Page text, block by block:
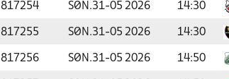
817254 SØN.31-05 2026 14:30
817255 SØN.31-05 2026 14:30
817256 SØN.31-05 2026 14:50